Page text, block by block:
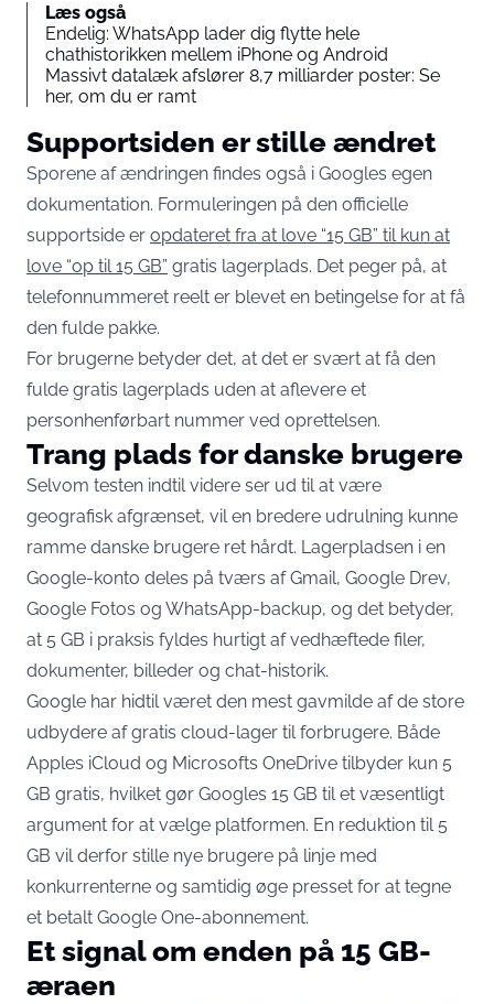
Læs også
Endelig: WhatsApp lader dig flytte hele
chathistorikken mellem iPhone og Android
Massivt datalæk afslører 8,7 milliarder poster: Se
her, om du er ramt
Supportsiden er stille ændret
Sporene af ændringen findes også i Googles egen
dokumentation. Formuleringen på den officielle
supportside er opdateret fra at love “15 GB” til kun at
love “op til 15 GB” gratis lagerplads. Det peger på, at
telefonnummeret reelt er blevet en betingelse for at få
den fulde pakke.
For brugerne betyder det, at det er svært at få den
fulde gratis lagerplads uden at aflevere et
personhenførbart nummer ved oprettelsen.
Trang plads for danske brugere
Selvom testen indtil videre ser ud til at være
geografisk afgrænset, vil en bredere udrulning kunne
ramme danske brugere ret hårdt. Lagerpladsen i en
Google-konto deles på tværs af Gmail, Google Drev,
Google Fotos og WhatsApp-backup, og det betyder,
at 5 GB i praksis fyldes hurtigt af vedhæftede filer,
dokumenter, billeder og chat-historik.
Google har hidtil været den mest gavmilde af de store
udbydere af gratis cloud-lager til forbrugere. Både
Apples iCloud og Microsofts OneDrive tilbyder kun 5
GB gratis, hvilket gør Googles 15 GB til et væsentligt
argument for at vælge platformen. En reduktion til 5
GB vil derfor stille nye brugere på linje med
konkurrenterne og samtidig øge presset for at tegne
et betalt Google One-abonnement.
Et signal om enden på 15 GB-
æraen